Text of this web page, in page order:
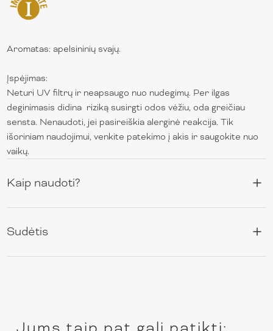
Aromatas: apelsininių svajų.
Įspėjimas:
Neturi UV filtrų ir neapsaugo nuo nudegimų. Per ilgas
deginimasis didina riziką susirgti odos vėžiu, oda greičiau
sensta. Nenaudoti, jei pasireiškia alerginė reakcija. Tik
išoriniam naudojimui, venkite patekimo į akis ir saugokite nuo
vaikų.
Kaip naudoti?
Sudėtis